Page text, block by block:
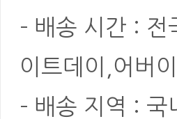
- 배송 시간 : 전
이트데이,어버
- 배송 지역 : 국